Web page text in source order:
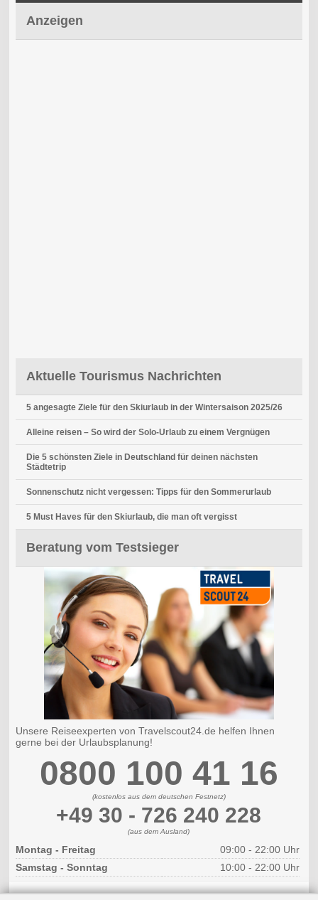
Anzeigen
Aktuelle Tourismus Nachrichten
5 angesagte Ziele für den Skiurlaub in der Wintersaison 2025/26
Alleine reisen – So wird der Solo-Urlaub zu einem Vergnügen
Die 5 schönsten Ziele in Deutschland für deinen nächsten
Städtetrip
Sonnenschutz nicht vergessen: Tipps für den Sommerurlaub
5 Must Haves für den Skiurlaub, die man oft vergisst
Beratung vom Testsieger
Unsere Reiseexperten von Travelscout24.de helfen Ihnen
gerne bei der Urlaubsplanung!
0800 100 41 16
(kostenlos aus dem deutschen Festnetz)
+49 30 - 726 240 228
(aus dem Ausland)
Montag - Freitag
09:00 - 22:00 Uhr
Samstag - Sonntag
10:00 - 22:00 Uhr